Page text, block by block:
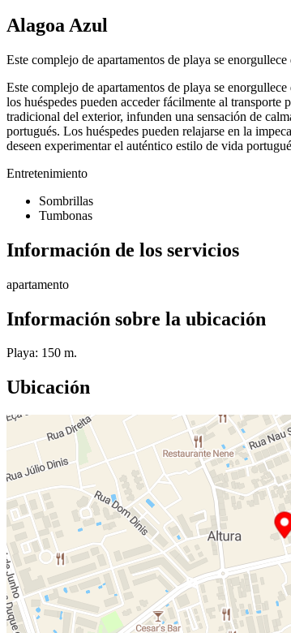
Alagoa Azul
Este complejo de apartamentos de playa se
Este complejo de apartamentos de playa se
los huéspedes pueden acceder fácilmente al
tradicional del exterior, infunden una sensación de
portugués. Los huéspedes pueden relajarse en la
deseen experimentar el auténtico estilo de vida
Entretenimiento
Sombrillas
Tumbonas
Información de los servicios
apartamento
Información sobre la ubicación
Playa: 150 m.
Ubicación